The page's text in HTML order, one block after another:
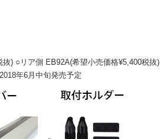
) ○リア側 EB92A(希望小売価格¥5,400税抜)
年6月中旬発売予定